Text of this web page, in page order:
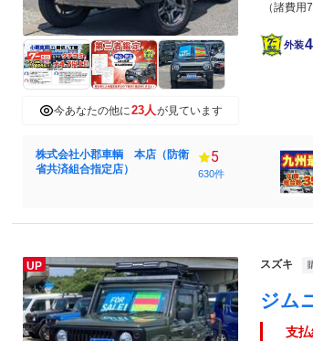
今あなたの他に23人が見ています
（諸費用
外装4
株式会社小郡車輌 本店（防衛
省共済組合指定店）
5
630件
UP スズキ
支